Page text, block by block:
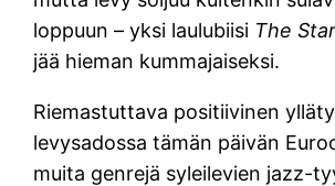
loppuun – yksi laulubiisi The
jää hieman kummajaiseksi.
Riemastuttava positiivinen
levysadossa tämän päivän
muita genrejä syleilevien jazz-